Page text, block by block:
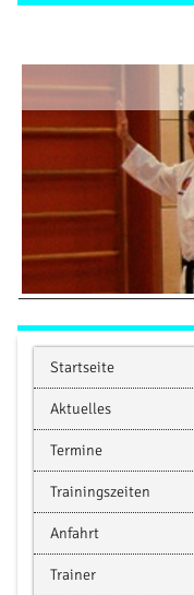
Startseite
Aktuelles
Termine
Trainingszeiten
Anfahrt
Trainer